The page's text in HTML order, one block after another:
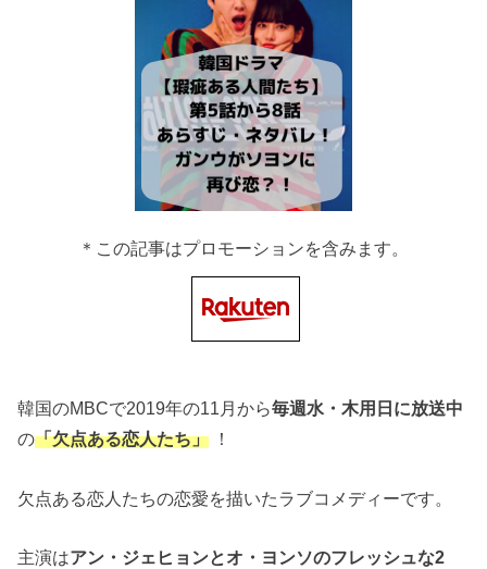
＊この記事はプロモーションを含みます。
韓国のMBCで2019年の11月から毎週水・木用日に放送中
の「欠点ある恋人たち」 ！
欠点ある恋人たちの恋愛を描いたラブコメディーです。
主演はアン・ジェヒョンとオ・ヨンソのフレッシュな2